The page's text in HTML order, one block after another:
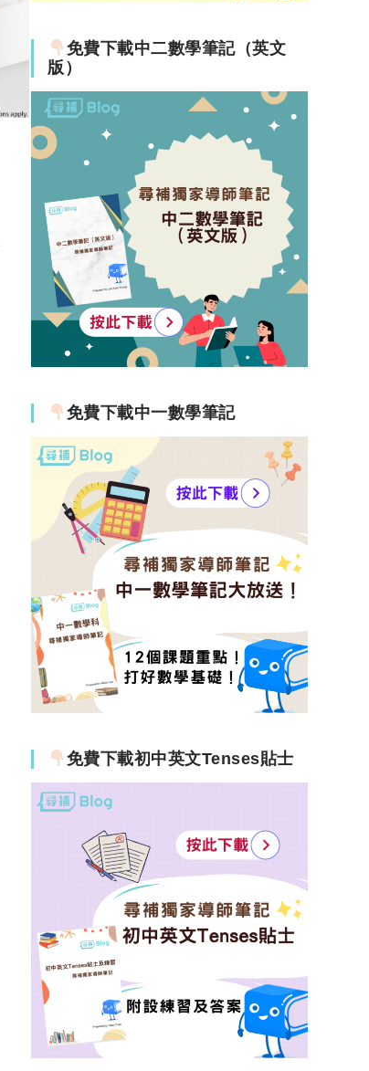
免費下載中二數學筆記（英文
版）
免費下載中一數學筆記
免費下載初中英文Tenses貼士